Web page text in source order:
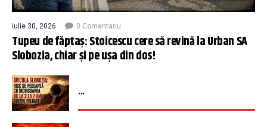
iulie 30, 2026 0 Comentariu
Tupeu de făptaș: Stoicescu cere să revină la Urban SA
Slobozia, chiar și pe ușa din dos!
...